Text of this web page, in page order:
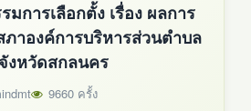
การเลือกตั้ง เรื่อง ผลการ
ภาองค์การบริหารส่วนตำบล
งหวัดสกลนคร
9660 ครั้ง